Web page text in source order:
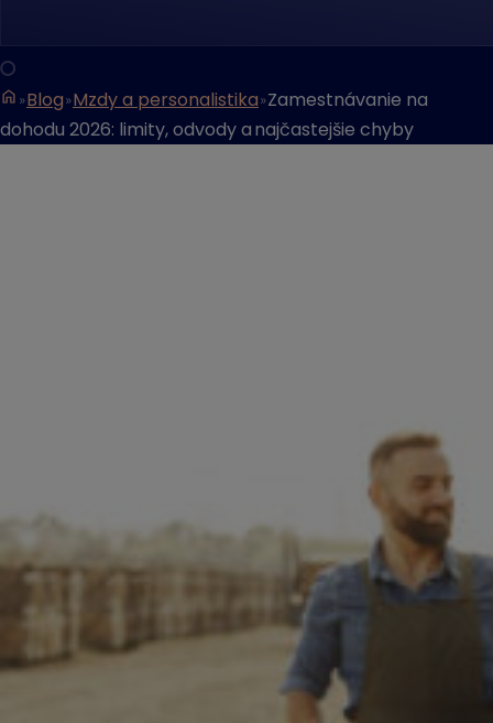
Blog Mzdy a personalistika Zamestnávanie na
dohodu 2026: limity, odvody a najčastejšie chyby